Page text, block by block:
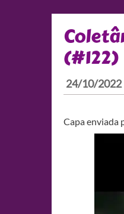
(#122)
24/10/2022
Capa enviada